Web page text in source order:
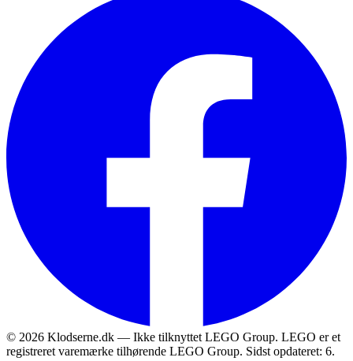
© 2026 Klodserne.dk — Ikke tilknyttet LEGO Group. LEGO er et
registreret varemærke tilhørende LEGO Group. Sidst opdateret: 6.